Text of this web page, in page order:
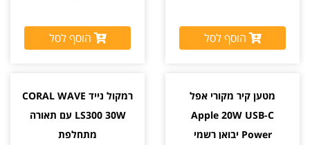
הוסף לסל הוסף לסל
מטען קיר מקורי אפל
Apple 20W USB-C
Power יבואן רשמי
רמקול נייד CORAL WAVE
LS300 30W עם תאורה
מתחלפת